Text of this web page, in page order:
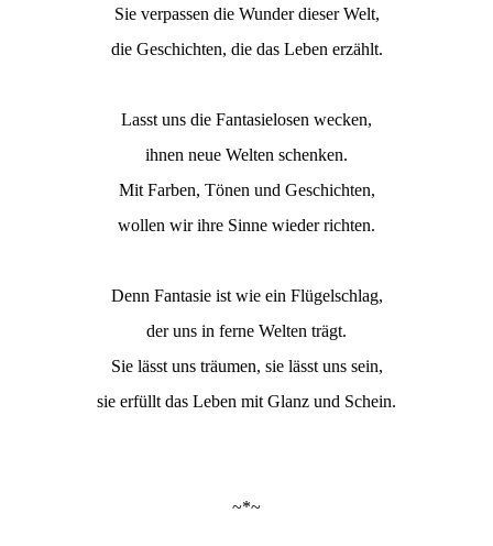
Sie verpassen die Wunder dieser Welt,
die Geschichten, die das Leben erzählt.
Lasst uns die Fantasielosen wecken,
ihnen neue Welten schenken.
Mit Farben, Tönen und Geschichten,
wollen wir ihre Sinne wieder richten.
Denn Fantasie ist wie ein Flügelschlag,
der uns in ferne Welten trägt.
Sie lässt uns träumen, sie lässt uns sein,
sie erfüllt das Leben mit Glanz und Schein.
~*~